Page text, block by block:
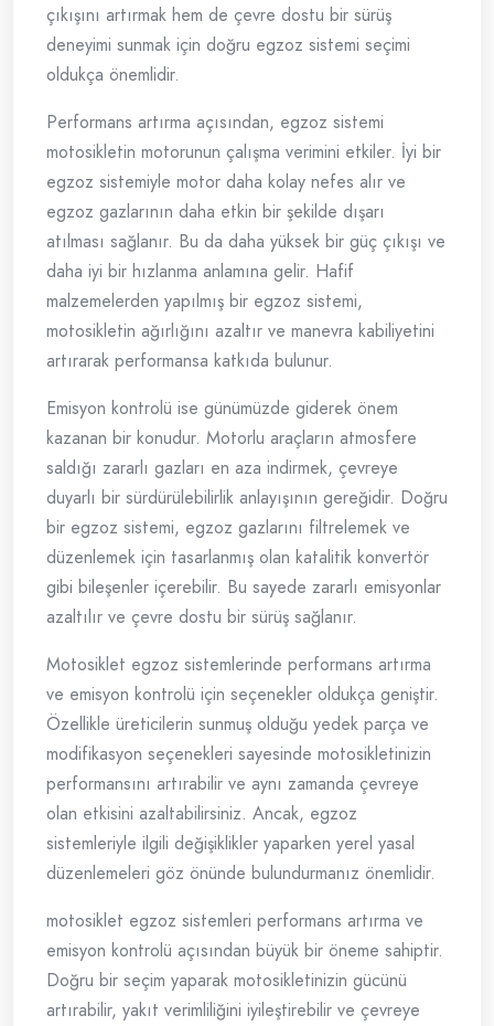
çıkışını artırmak hem de çevre dostu bir sürüş
deneyimi sunmak için doğru egzoz sistemi seçimi
oldukça önemlidir.
Performans artırma açısından, egzoz sistemi
motosikletin motorunun çalışma verimini etkiler. İyi bir
egzoz sistemiyle motor daha kolay nefes alır ve
egzoz gazlarının daha etkin bir şekilde dışarı
atılması sağlanır. Bu da daha yüksek bir güç çıkışı ve
daha iyi bir hızlanma anlamına gelir. Hafif
malzemelerden yapılmış bir egzoz sistemi,
motosikletin ağırlığını azaltır ve manevra kabiliyetini
artırarak performansa katkıda bulunur.
Emisyon kontrolü ise günümüzde giderek önem
kazanan bir konudur. Motorlu araçların atmosfere
saldığı zararlı gazları en aza indirmek, çevreye
duyarlı bir sürdürülebilirlik anlayışının gereğidir. Doğru
bir egzoz sistemi, egzoz gazlarını filtrelemek ve
düzenlemek için tasarlanmış olan katalitik konvertör
gibi bileşenler içerebilir. Bu sayede zararlı emisyonlar
azaltılır ve çevre dostu bir sürüş sağlanır.
Motosiklet egzoz sistemlerinde performans artırma
ve emisyon kontrolü için seçenekler oldukça geniştir.
Özellikle üreticilerin sunmuş olduğu yedek parça ve
modifikasyon seçenekleri sayesinde motosikletinizin
performansını artırabilir ve aynı zamanda çevreye
olan etkisini azaltabilirsiniz. Ancak, egzoz
sistemleriyle ilgili değişiklikler yaparken yerel yasal
düzenlemeleri göz önünde bulundurmanız önemlidir.
motosiklet egzoz sistemleri performans artırma ve
emisyon kontrolü açısından büyük bir öneme sahiptir.
Doğru bir seçim yaparak motosikletinizin gücünü
artırabilir, yakıt verimliliğini iyileştirebilir ve çevreye